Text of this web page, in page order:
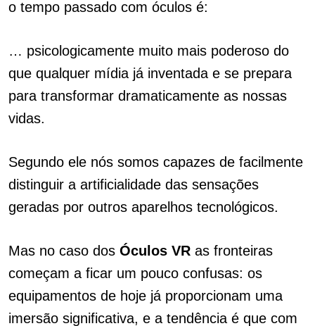
o tempo passado com óculos é:
… psicologicamente muito mais poderoso do
que qualquer mídia já inventada e se prepara
para transformar dramaticamente as nossas
vidas.
Segundo ele nós somos capazes de facilmente
distinguir a artificialidade das sensações
geradas por outros aparelhos tecnológicos.
Mas no caso dos Óculos VR as fronteiras
começam a ficar um pouco confusas: os
equipamentos de hoje já proporcionam uma
imersão significativa, e a tendência é que com